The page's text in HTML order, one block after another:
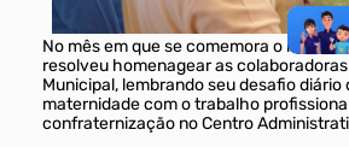
No mês em que se comemora o mês
resolveu homenagear as
Municipal, lembrando seu desafio diário
maternidade com o trabalho
confraternização no Centro